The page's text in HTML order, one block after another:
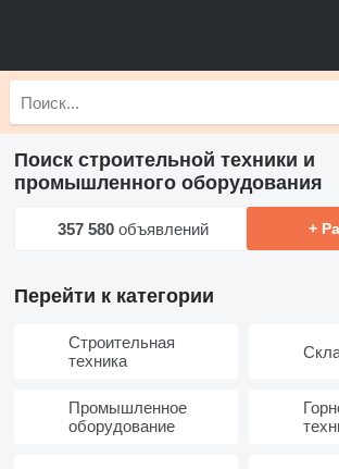
Поиск строительной техники и
промышленного оборудования
357 580 объявлений +
Перейти к категории
Строительная
техника
Промышленное
оборудование